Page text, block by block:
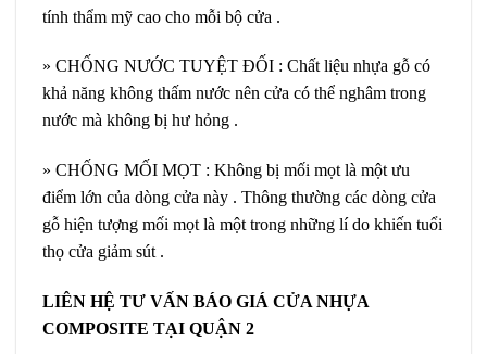
tính thẩm mỹ cao cho mỗi bộ cửa .
» CHỐNG NƯỚC TUYỆT ĐỐI : Chất liệu nhựa gỗ có
khả năng không thấm nước nên cửa có thể nghâm trong
nước mà không bị hư hỏng .
» CHỐNG MỐI MỌT : Không bị mối mọt là một ưu
điểm lớn của dòng cửa này . Thông thường các dòng cửa
gỗ hiện tượng mối mọt là một trong những lí do khiến tuổi
thọ cửa giảm sút .
LIÊN HỆ TƯ VẤN BÁO GIÁ CỬA NHỰA
COMPOSITE TẠI QUẬN 2